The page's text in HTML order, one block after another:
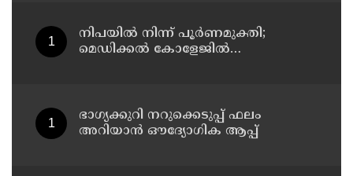
നിപയിൽ നിന്ന് പൂർണമുക്തി;
മെഡിക്കൽ കോളേജിൽ
ഭാഗ്യക്കുറി നറുക്കെടുപ്പ് ഫലം
അറിയാൻ ഔദ്യോഗിക ആപ്പ്